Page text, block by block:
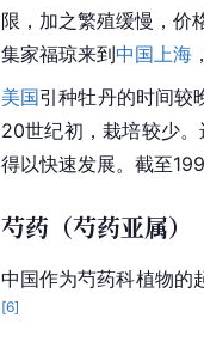
限，加之繁殖缓慢，价
集家福琼来到中国上海
美国引种牡丹的时间较
20世纪初，栽培较少
得以快速发展。截至
芍药（芍药亚属）
中国作为芍药科植物的
[6]